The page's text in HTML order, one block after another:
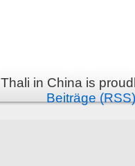
Thali in China is
Beiträge (RSS)